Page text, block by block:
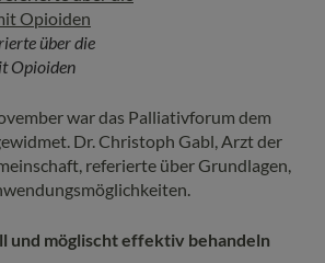
über die
Opioiden
war das Palliativforum dem
Dr. Christoph Gabl, Arzt der
referierte über Grundlagen,
und möglischt effektiv behandeln